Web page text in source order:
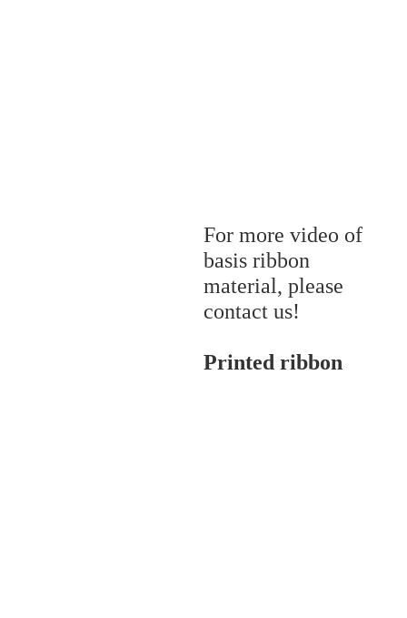
For more video of
basis ribbon
material, please
contact us!
Printed ribbon